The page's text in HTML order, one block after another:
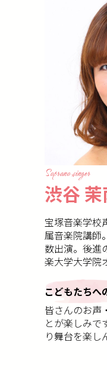
Soprano singer
渋谷
宝塚音楽学校
属音楽院講師
数出演。後進
楽大学大学院
こどもたちへ
皆さんのお声
とが楽しみで
り舞台を楽し